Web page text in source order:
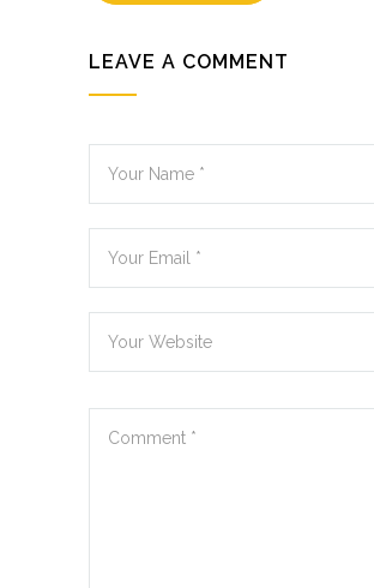
LEAVE A COMMENT